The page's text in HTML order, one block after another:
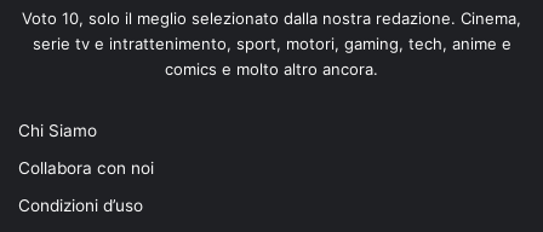
Voto 10, solo il meglio selezionato dalla nostra redazione. Cinema,
serie tv e intrattenimento, sport, motori, gaming, tech, anime e
comics e molto altro ancora.
Chi Siamo
Collabora con noi
Condizioni d’uso